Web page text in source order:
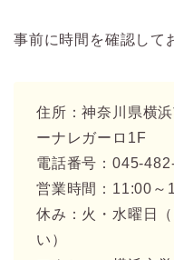
事前に時間を確認して
住所：神奈川県横
ーナレガーロ1F
電話番号：045-
営業時間：11:00～
休み：火・水曜日
い）